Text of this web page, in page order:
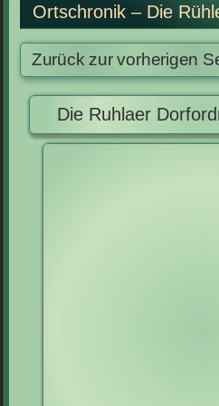
Ortschronik – Die
Die Ruhlaer